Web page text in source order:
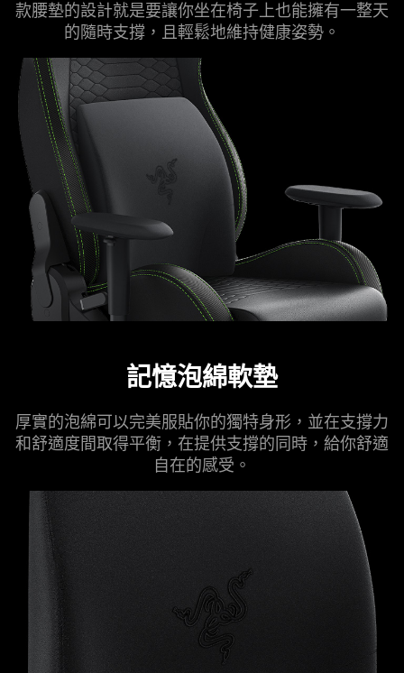
款腰墊的設計就是要讓你坐在椅子上也能擁有一整天
的隨時支撐，且輕鬆地維持健康姿勢。
記憶泡綿軟墊
厚實的泡綿可以完美服貼你的獨特身形，並在支撐力
和舒適度間取得平衡，在提供支撐的同時，給你舒適
自在的感受。